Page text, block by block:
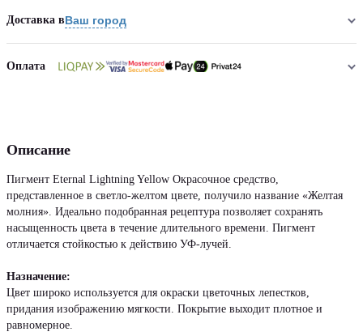
Доставка вВаш город
Оплата
Описание
Пигмент Eternal Lightning Yellow Окрасочное средство,
представленное в светло-желтом цвете, получило название «Желтая
молния». Идеально подобранная рецептура позволяет сохранять
насыщенность цвета в течение длительного времени. Пигмент
отличается стойкостью к действию УФ-лучей.
Назначение:
Цвет широко используется для окраски цветочных лепестков,
придания изображению мягкости. Покрытие выходит плотное и
равномерное.